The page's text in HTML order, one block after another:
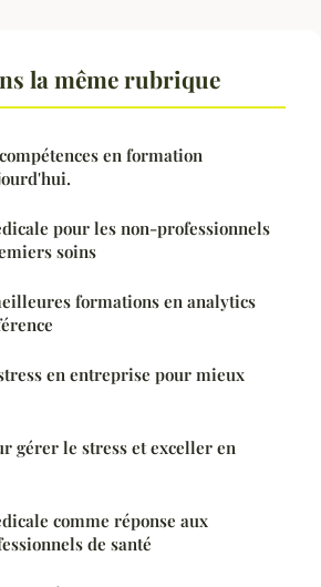
la même rubrique
en formation
pour les non-professionnels
soins
formations en analytics
en entreprise pour mieux
gérer le stress et exceller en
comme réponse aux
de santé